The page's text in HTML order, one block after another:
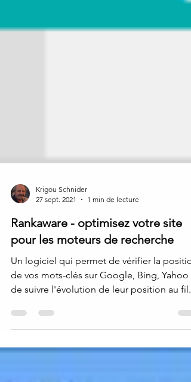
1 min de lecture
Rankaware - optimisez votre site
pour les moteurs de recherche
Un logiciel qui permet de vérifier la
de vos mots-clés sur Google, Bing, Yahoo
de suivre l'évolution de leur position au fil...